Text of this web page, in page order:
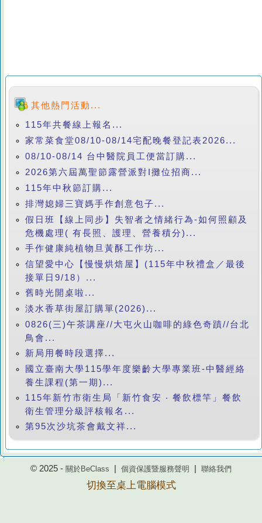
其他熱門活動...
115年共餐線上報名...
家常菜食堂08/10-08/14宅配晚餐登記表2026...
08/10-08/14 台中醫院員工便當訂購...
2026第六屆萬聖節露營派對I攤位招商...
115年中秋節訂購...
排灣媳婦三寶媽手作創意包子...
假日班【線上同步】失智者之情緒行為-如何照顧及
危機處理( 有長照、護理、營養積分)...
手作健康純植物旦黃酥工作坊...
信望愛中心【慢慢烘焙屋】(115年中秋禮盒／最後
接單日9/18）...
舊時光開桌啦...
淡水香草街屋訂購單(2026)...
0826(三)午茶講座//大屯火山咖啡的綠色奇蹟//台北
鳥會...
新局用餐時段選擇...
國立臺南大學115學年度樂齡大學專業班-中醫經絡
養生課程(第一期)...
115年新竹市衛生局「新竹食安 ‧ 餐飲標竿」餐飲
衛生管理分級評核報名...
第95次沙坑茶會戴文祥...
© 2025 - 關於BeClass 個資保護暨服務聲明 聯絡我們
切換至桌上電腦模式